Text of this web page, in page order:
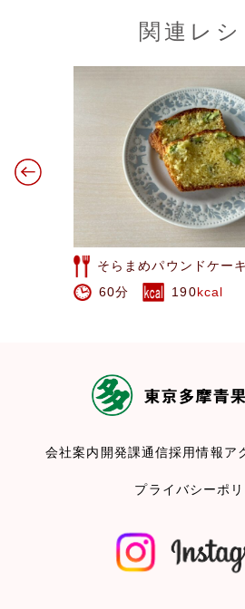
関連レシ
みかんケーキ
80分
1172kcal
会社案内 開発課通信採用情報ア
プライバシーポ